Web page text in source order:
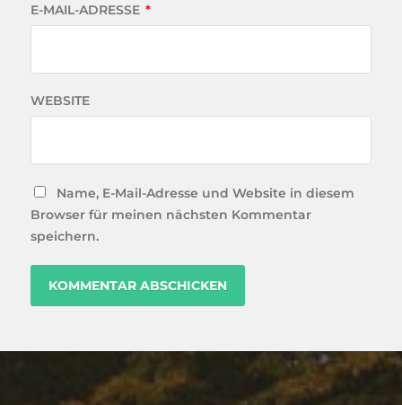
E-MAIL-ADRESSE *
WEBSITE
Name, E-Mail-Adresse und Website in diesem
Browser für meinen nächsten Kommentar
speichern.